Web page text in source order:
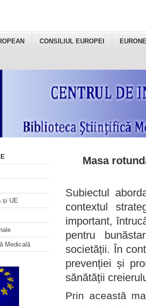
CONSILIUL EUROPEI
și UE
Medicală
Masa
Subiectul
contextul
important,
pentru
societății. În
prevenției și
sănătății
Prin această